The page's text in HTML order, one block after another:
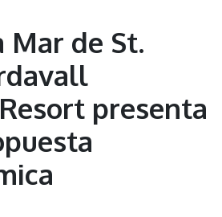
Mar de St.
presenta